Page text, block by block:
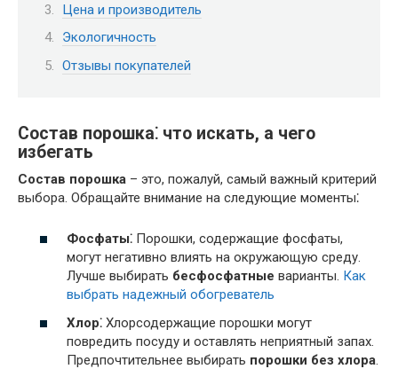
Цена и производитель
Экологичность
Отзывы покупателей
Состав порошка⁚ что искать, а чего
избегать
Состав порошка – это, пожалуй, самый важный критерий
выбора. Обращайте внимание на следующие моменты⁚
Фосфаты⁚ Порошки, содержащие фосфаты,
могут негативно влиять на окружающую среду.
Лучше выбирать бесфосфатные варианты. Как
выбрать надежный обогреватель
Хлор⁚ Хлорсодержащие порошки могут
повредить посуду и оставлять неприятный запах.
Предпочтительнее выбирать порошки без хлора.